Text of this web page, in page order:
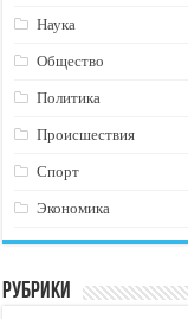
Наука
Общество
Политика
Происшествия
Спорт
Экономика
Рубрики